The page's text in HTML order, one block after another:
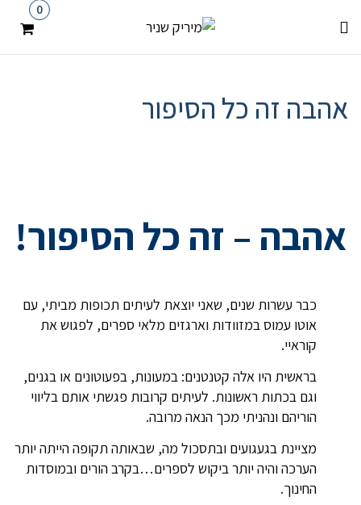
0
אהבה זה כל הסיפור
אהבה – זה כל הסיפור!
כבר עשרות שנים, שאני יוצאת לעיתים תכופות מביתי, עם
אוטו עמוס במזוודות וארגזים מלאי ספרים, לפגוש את
קוראיי.
בראשית היו אלה קטנטנים: במעונות, בפעוטונים או בגנים,
וגם בכתות ראשונות. לעיתים קרובות פגשתי אותם בליווי
הוריהם ונהניתי מכך הנאה מרובה.
מציינת בגעגועים ובתסכול מה, שבאותה תקופה הייתה יותר
הערכה והיה יותר ביקוש לספרים…בקרב הורים ובמוסדות
החינוך.